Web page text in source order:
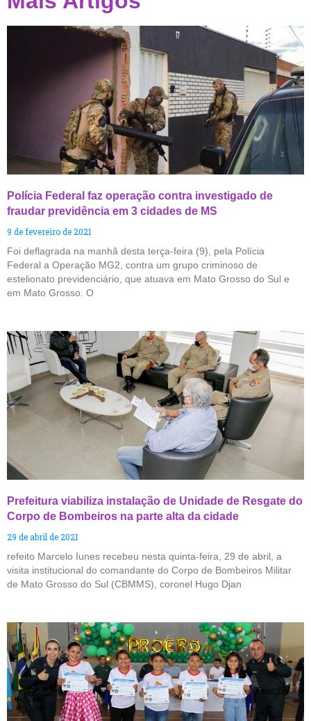
Polícia Federal faz operação contra investigado de
fraudar previdência em 3 cidades de MS
9 de fevereiro de 2021
Foi deflagrada na manhã desta terça-feira (9), pela Polícia
Federal a Operação MG2, contra um grupo criminoso de
estelionato previdenciário, que atuava em Mato Grosso do Sul e
em Mato Grosso. O
Prefeitura viabiliza instalação de Unidade de Resgate do
Corpo de Bombeiros na parte alta da cidade
29 de abril de 2021
refeito Marcelo Iunes recebeu nesta quinta-feira, 29 de abril, a
visita institucional do comandante do Corpo de Bombeiros Militar
de Mato Grosso do Sul (CBMMS), coronel Hugo Djan